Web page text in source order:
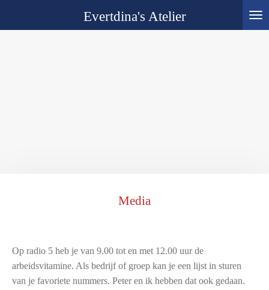
direct
Evertdina's Atelier
Media
Op radio 5 heb je van 9.00 tot en met 12.00 uur de
arbeidsvitamine. Als bedrijf of groep kan je een lijst in sturen
van je favoriete nummers. Peter en ik hebben dat ook gedaan.